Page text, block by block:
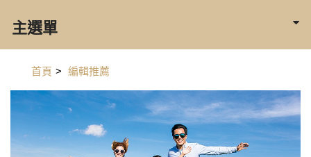
主選單
首頁 > 編輯推薦